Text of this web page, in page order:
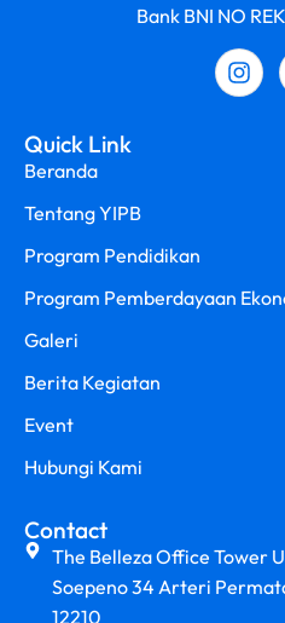
Bank BNI NO
Quick Link
Beranda
Tentang YIPB
Program Pendidikan
Program Pemberdayaan
Galeri
Berita Kegiatan
Event
Hubungi Kami
Contact
The Belleza Office Tower
Soepeno 34 Arteri
12210